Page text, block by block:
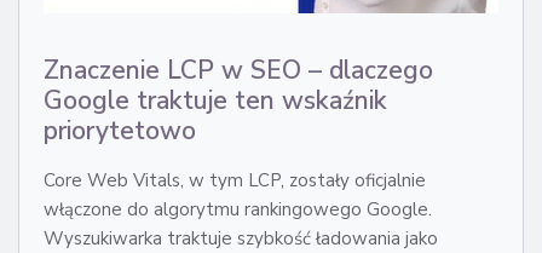
Znaczenie LCP w SEO – dlaczego
Google traktuje ten wskaźnik
priorytetowo
Core Web Vitals, w tym LCP, zostały oficjalnie
włączone do algorytmu rankingowego Google.
Wyszukiwarka traktuje szybkość ładowania jako